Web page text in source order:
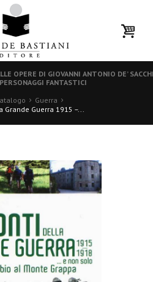
OPERE DI GIOVANNI ANTONIO DE’
FANTASTICI
Guerra
Guerra 1915 –...